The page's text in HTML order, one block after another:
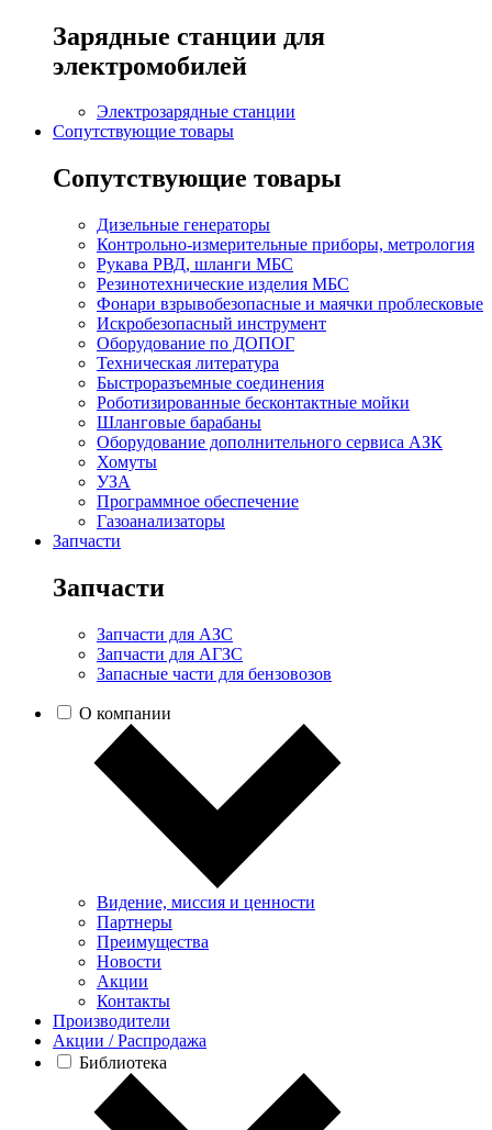
Зарядные станции для
электромобилей
Электрозарядные станции
Сопутствующие товары
Сопутствующие товары
Дизельные генераторы
Контрольно-измерительные приборы, метрология
Рукава РВД, шланги МБС
Резинотехнические изделия МБС
Фонари взрывобезопасные и маячки проблесковые
Искробезопасный инструмент
Оборудование по ДОПОГ
Техническая литература
Быстроразъемные соединения
Роботизированные бесконтактные мойки
Шланговые барабаны
Оборудование дополнительного сервиса АЗК
Хомуты
УЗА
Программное обеспечение
Газоанализаторы
Запчасти
Запчасти
Запчасти для АЗС
Запчасти для АГЗС
Запасные части для бензовозов
О компании
Видение, миссия и ценности
Партнеры
Преимущества
Новости
Акции
Контакты
Производители
Акции / Распродажа
Библиотека